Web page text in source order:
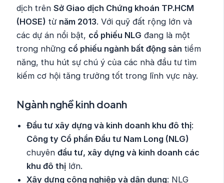
dịch trênSở Giao dịch Chứng khoán TP.HCM
(HOSE) từ năm 2013. Với quỹ đất rộng lớn và
các dự án nổi bật, cổ phiếu NLG đang là một
trong những cổ phiếu ngành bất động sản tiềm
năng, thu hút sự chú ý của các nhà đầu tư tìm
kiếm cơ hội tăng trưởng tốt trong lĩnh vực này.
Ngành nghề kinh doanh
Đầu tư xây dựng và kinh doanh khu đô thị:
Công ty Cổ phần Đầu tư Nam Long (NLG)
chuyênđầu tư, xây dựng và kinh doanh các
khu đô thị lớn.
Xây dựng công nghiệp và dân dụng: NLG